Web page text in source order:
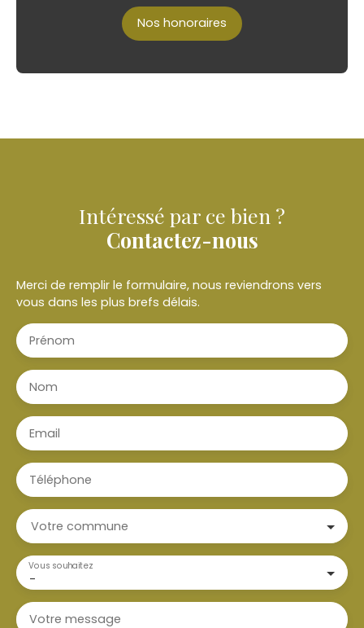
Nos honoraires
Intéressé par ce bien ?
Contactez-nous
Merci de remplir le formulaire, nous reviendrons vers
vous dans les plus brefs délais.
Prénom
Nom
Email
Téléphone
Votre commune
-
Vous souhaitez
Votre message